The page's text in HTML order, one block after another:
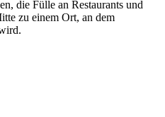
die Fülle an Restaurants und
zu einem Ort, an dem